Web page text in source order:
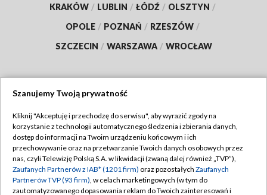
KRAKÓW / LUBLIN / ŁÓDŹ / OLSZTYN /
OPOLE / POZNAŃ / RZESZÓW /
SZCZECIN / WARSZAWA / WROCŁAW
TVP
Abonament TVP
Emisja w TVP
Centrum informacji TVP
Regulamin TVP
Polityka prywatności
Moje zgody
Szanujemy Twoją prywatność
Kliknij "Akceptuję i przechodzę do serwisu", aby wyrazić zgody na
korzystanie z technologii automatycznego śledzenia i zbierania danych,
dostęp do informacji na Twoim urządzeniu końcowym i ich
przechowywanie oraz na przetwarzanie Twoich danych osobowych przez
nas, czyli Telewizję Polską S.A. w likwidacji (zwaną dalej również „TVP”),
Zaufanych Partnerów z IAB* (1201 firm) oraz pozostałych Zaufanych
Partnerów TVP (93 firm), w celach marketingowych (w tym do
zautomatyzowanego dopasowania reklam do Twoich zainteresowań i